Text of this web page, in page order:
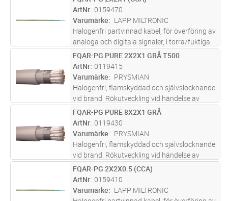
utrymning) och ej skadlig för elektronisk
utrustning. Partvinnade (2x2x0,
ArtNr 0159470
Varumärke
LAPP MILTRONIC
Halogenfri partvinnad kabel, för överföring av
analoga och digitala signaler, i torra/fuktiga
lokaler i exempelvis processindustrin. Vid
eventuell brand har kabeln låg rökutveckling
vilket underlätt...läs mer
M Lägg i kundvagn
FQAR-PG PURE 2X2X1 GRÅ T500
ArtNr 0119415
Varumärke
PRYSMIAN
Halogenfri, flamskyddad och självslocknande
vid brand. Rökutveckling vid händelse av
brand är liten, genomsynlig (underlättar
utrymning) och ej skadlig för elektronisk
utrustning. Partvinnade (2x2x0,
M Lägg i kundvagn
FQAR-PG PURE 8X2X1 GRÅ
ArtNr 0119430
Varumärke
PRYSMIAN
Halogenfri, flamskyddad och självslocknande
vid brand. Rökutveckling vid händelse av
brand är liten, genomsynlig (underlättar
utrymning) och ej skadlig för elektronisk
utrustning. Partvinnade (2x2x0,
M Lägg i kundvagn
FQAR-PG 2X2X0.5 (CCA)
ArtNr 0159410
Varumärke
LAPP MILTRONIC